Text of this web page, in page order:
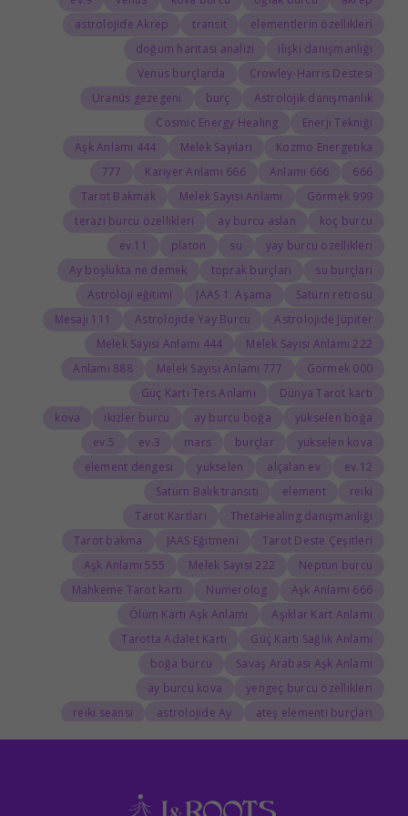
elementlerin özellikleri
transit
astrolojide Akrep
ilişki danışmanlığı
doğum haritası analizi
Crowley-Harris Destesi
Venüs burçlarda
Astrolojik danışmanlık
burç
Uranüs gezegeni
Enerji Tekniği
Cosmic Energy Healing
Kozmo Energetika
Melek Sayıları
444 Aşk Anlamı
666
666 Anlamı
666 Kariyer Anlamı
777
999 Görmek
Melek Sayısı Anlamı
Tarot Bakmak
koç burcu
ay burcu aslan
terazi burcu özellikleri
yay burcu özellikleri
su
platon
11.ev
su burçları
toprak burçları
Ay boşlukta ne demek
Satürn retrosu
JAAS 1. Aşama
Astroloji eğitimi
Astrolojide Jüpiter
Astrolojide Yay Burcu
111 Mesajı
222 Melek Sayısı Anlamı
444 Melek Sayısı Anlamı
000 Görmek
777 Melek Sayısı Anlamı
888 Anlamı
Dünya Tarot kartı
Güç Kartı Ters Anlamı
yükselen boğa
ay burcu boğa
ikizler burcu
kova
yükselen kova
burçlar
mars
3.ev
5.ev
12.ev
alçalan ev
yükselen
element dengesi
reiki
element
Satürn Balık transiti
ThetaHealing danışmanlığı
Tarot Kartları
Tarot Deste Çeşitleri
JAAS Eğitmeni
Tarot bakma
Neptün burcu
222 Melek Sayısı
555 Aşk Anlamı
666 Aşk Anlamı
Numerolog
Mahkeme Tarot kartı
Aşıklar Kart Anlamı
Ölüm Kartı Aşk Anlamı
Güç Kartı Sağlık Anlamı
Tarotta Adalet Kartı
Savaş Arabası Aşk Anlamı
boğa burcu
yengeç burcu özellikleri
ay burcu kova
ateş elementi burçları
astrolojide Ay
reiki seansı
astrolog
Doğum Haritasında Mars
Tarolog
777 Görmek
888 Manevi Anlamı